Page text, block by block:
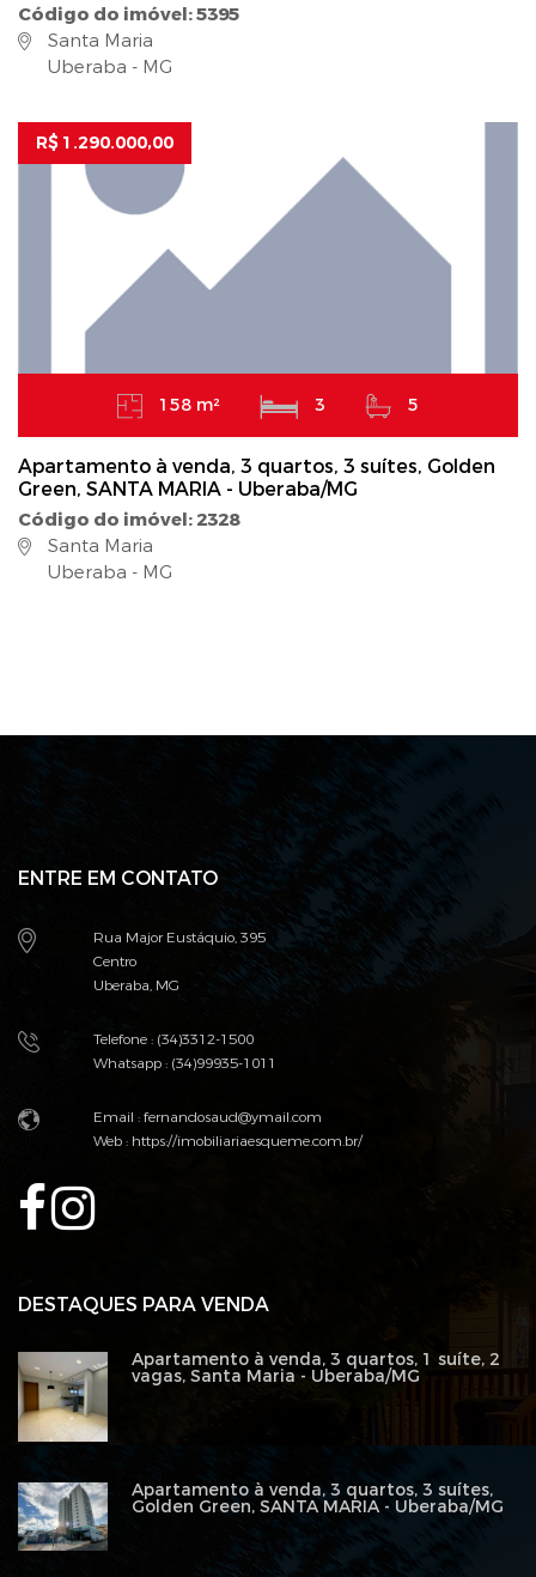
Código do imóvel: 5395
Santa Maria
Uberaba - MG
R$ 1.290.000,00
158 m² 3 5
Apartamento à venda, 3 quartos, 3 suítes, Golden
Green, SANTA MARIA - Uberaba/MG
Código do imóvel: 2328
Santa Maria
Uberaba - MG
ENTRE EM CONTATO
Rua Major Eustáquio, 395
Centro
Uberaba, MG
Telefone : (34)3312-1500
Whatsapp : (34)99935-1011
Email :fernandosaud@ymail.com
Web :https://imobiliariaesqueme.com.br/
DESTAQUES PARA VENDA
Apartamento à venda, 3 quartos, 1 suíte, 2
vagas, Santa Maria - Uberaba/MG
Apartamento à venda, 3 quartos, 3 suítes,
Golden Green, SANTA MARIA - Uberaba/MG